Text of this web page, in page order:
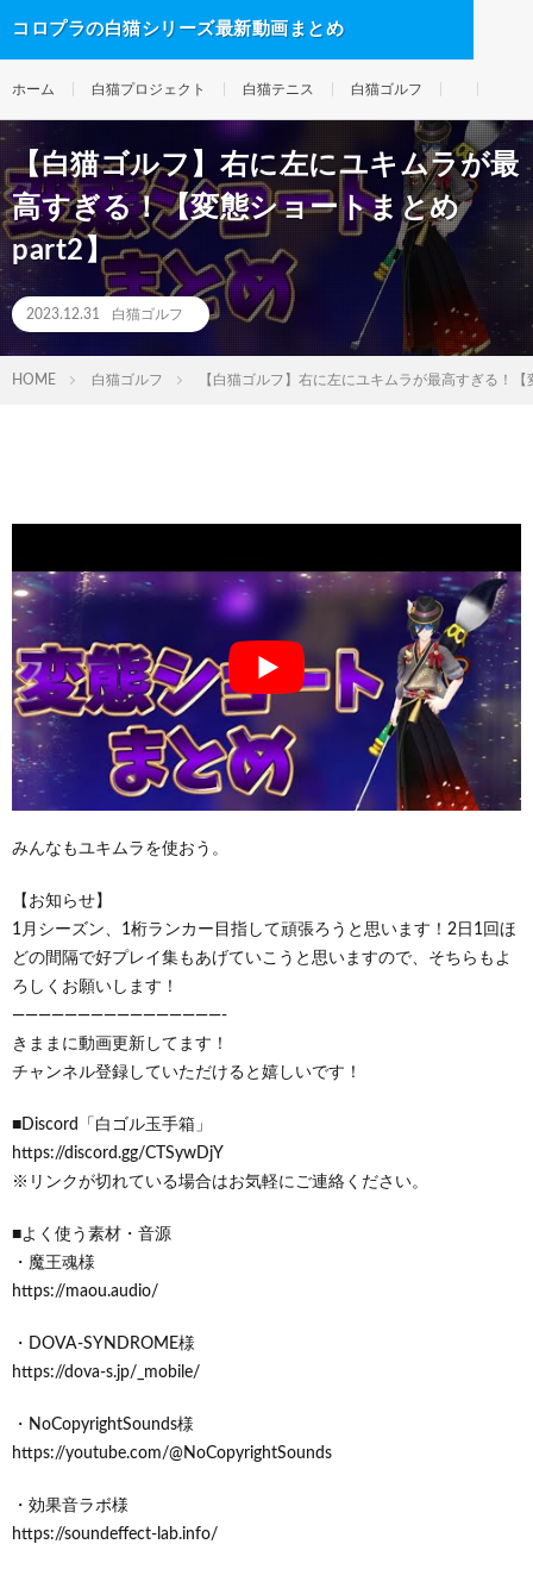
コロプラの白猫シリーズ最新動画まとめ
ホーム 白猫プロジェクト 白猫テニス 白猫ゴルフ
【白猫ゴルフ】右に左にユキムラが最
高すぎる！【変態ショートまとめ
part2】
2023.12.31 白猫ゴルフ
HOME 白猫ゴルフ 【白猫ゴルフ】右に左にユキムラが最高すぎる！
みんなもユキムラを使おう。
【お知らせ】
1月シーズン、1桁ランカー目指して頑張ろうと思います！2日1回ほ
どの間隔で好プレイ集もあげていこうと思いますので、そちらもよ
ろしくお願いします！
————————————————-
きままに動画更新してます！
チャンネル登録していただけると嬉しいです！
■Discord「白ゴル玉手箱」
https://discord.gg/CTSywDjY
※リンクが切れている場合はお気軽にご連絡ください。
■よく使う素材・音源
・魔王魂様
https://maou.audio/
・DOVA-SYNDROME様
https://dova-s.jp/_mobile/
・NoCopyrightSounds様
https://youtube.com/@NoCopyrightSounds
・効果音ラボ様
https://soundeffect-lab.info/